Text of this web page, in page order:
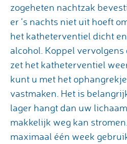
zogeheten nachtzak
er ’s nachts niet uit hoeft
het katheterventiel dicht
alcohol. Koppel
zet het katheterventiel
kunt u met het
vastmaken. Het is
lager hangt dan uw
makkelijk weg kan
maximaal één week